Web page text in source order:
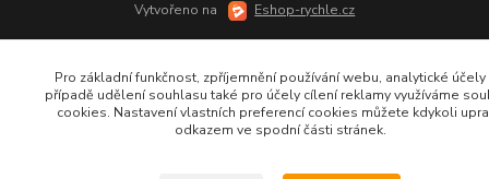
Vytvořeno na Eshop-rychle.cz
Pro základní funkčnost, zpříjemnění používání webu, analytické účely
případě udělení souhlasu také pro účely cílení reklamy využíváme
cookies. Nastavení vlastních preferencí cookies můžete kdykoli
odkazem ve spodní části stránek.